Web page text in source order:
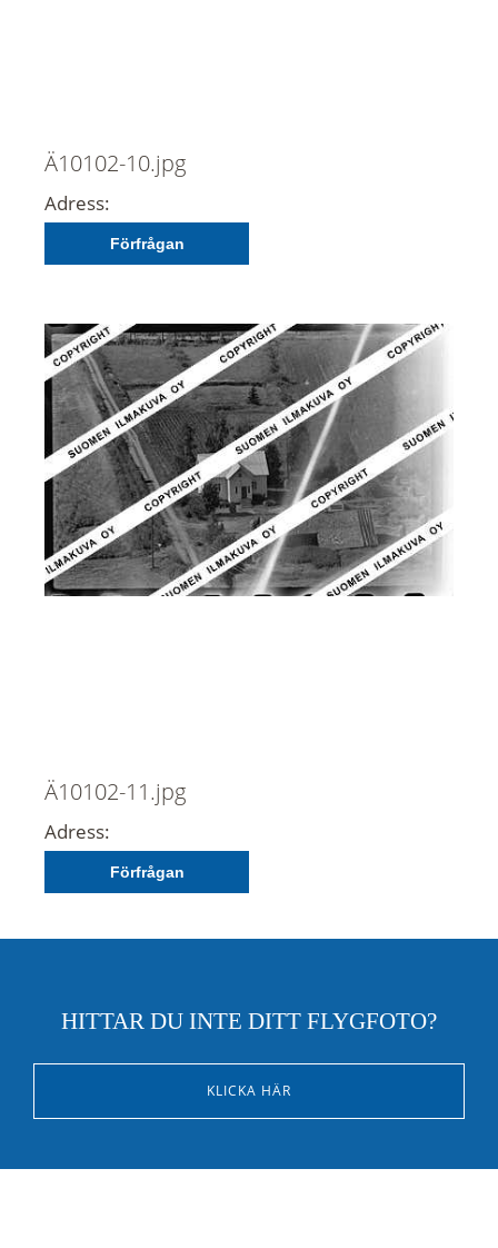
Ä10102-10.jpg
Adress:
Förfrågan
Ä10102-11.jpg
Adress:
Förfrågan
HITTAR DU INTE DITT FLYGFOTO?
KLICKA HÄR